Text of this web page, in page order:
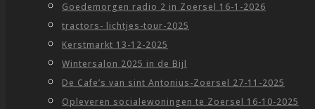
Goedemorgen radio 2 in Zoersel 16-1-2026
tractors- lichtjes-tour-2025
Kerstmarkt 13-12-2025
Wintersalon 2025 in de Bijl
De Cafe’s van sint Antonius-Zoersel 27-11-2025
Opleveren socialewoningen te Zoersel 16-10-2025